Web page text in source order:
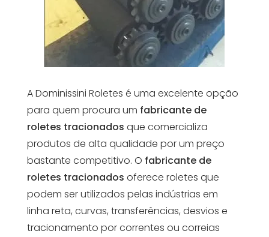
A Dominissini Roletes é uma excelente opção
para quem procura um fabricante de
roletes tracionados que comercializa
produtos de alta qualidade por um preço
bastante competitivo. O fabricante de
roletes tracionados oferece roletes que
podem ser utilizados pelas indústrias em
linha reta, curvas, transferências, desvios e
tracionamento por correntes ou correias